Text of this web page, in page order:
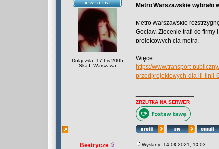
Dołączyła: 17 Lis 2005
Skąd: Warszawa
Metro Warszawskie wybrało
Metro Warszawskie
Gocław. Zlecenie trafi do
projektowych dla metra.
Więcej:
https://www.transport-
przedprojektowych-dla-iii-linii-
ZRZUTKA NA SERWER
Beatrycze Wysłany: 14-08-2021, 13:03